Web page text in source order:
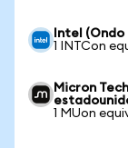
Intel
1 INTCon
Micron
1 MUon